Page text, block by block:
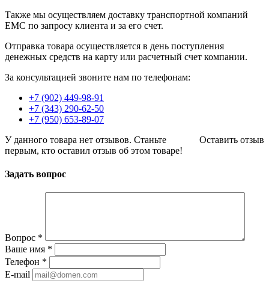
Также мы осуществляем доставку транспортной компаний
EMC по запросу клиента и за его счет.
Отправка товара осуществляется в день поступления
денежных средств на карту или расчетный счет компании.
За консультацией звоните нам по телефонам:
+7 (902) 449-98-91
+7 (343) 290-62-50
+7 (950) 653-89-07
Оставить отзыв
У данного товара нет отзывов. Станьте
первым, кто оставил отзыв об этом товаре!
Задать вопрос
Вопрос *
Ваше имя *
Телефон *
E-mail